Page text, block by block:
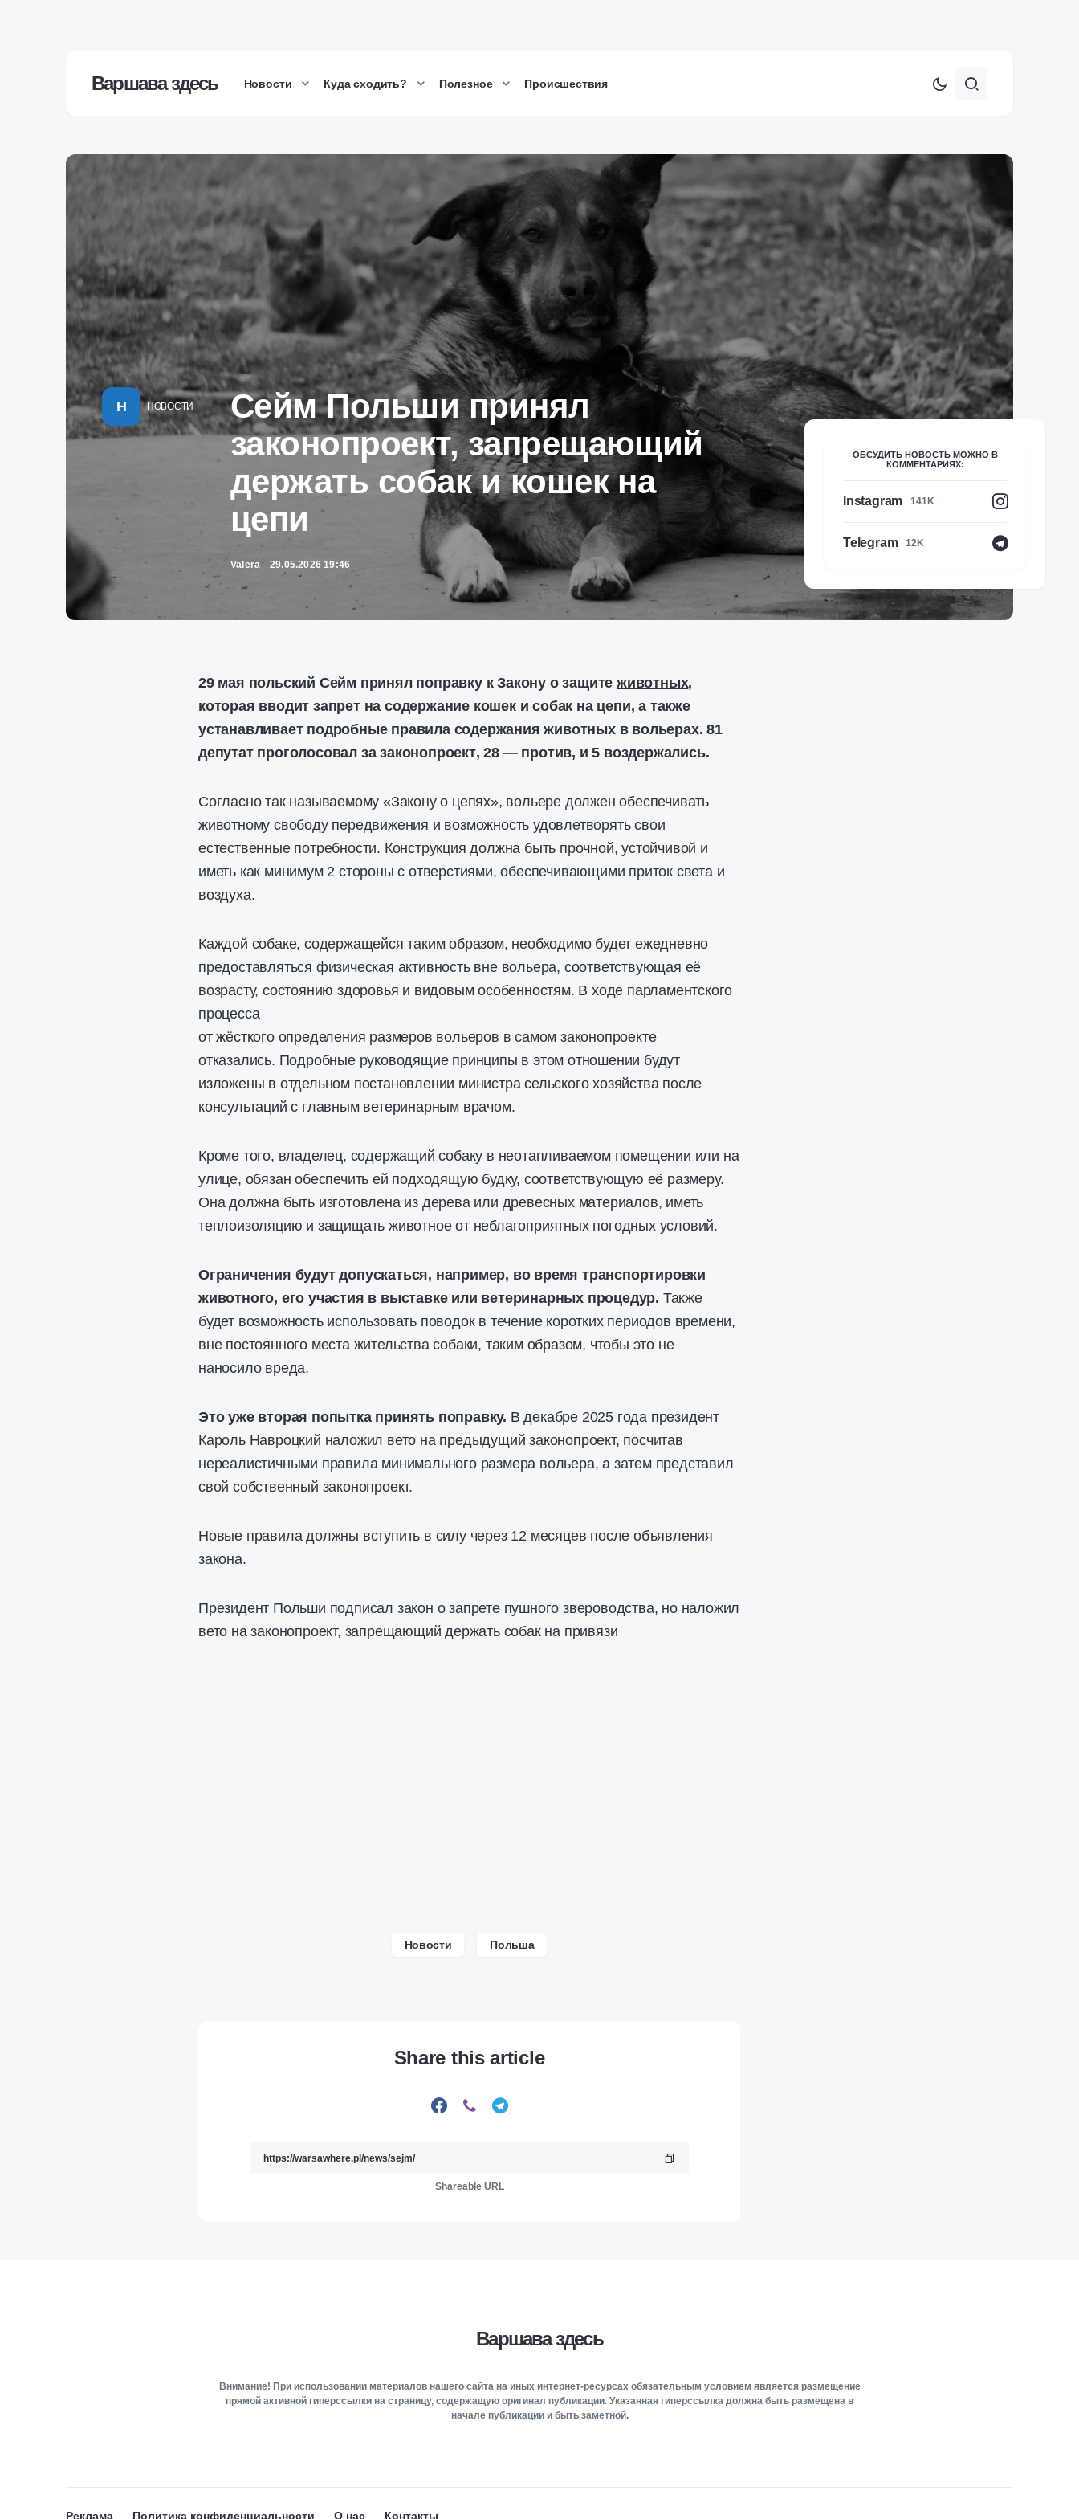
Варшава здесь Новости Куда сходить? Полезное Происшествия
Н НОВОСТИ
Сейм Польши принял
законопроект, запрещающий
держать собак и кошек на
цепи
Valera 29.05.2026 19:46
29 мая польский Сейм принял поправку к Закону о защите животных,
которая вводит запрет на содержание кошек и собак на цепи, а также
устанавливает подробные правила содержания животных в вольерах. 81
депутат проголосовал зазаконопроект, 28 — против, и 5 воздержались.
Согласно так называемому «Закону о цепях», вольере должен обеспечивать
животному свободу передвижения и возможность удовлетворять свои
естественные потребности. Конструкция должна быть прочной, устойчивой и
иметь как минимум 2 стороны с отверстиями, обеспечивающими приток света и
воздуха.
Каждой собаке, содержащейся таким образом, необходимо будет ежедневно
предоставляться физическая активность вне вольера, соответствующая её
возрасту, состоянию здоровья и видовым особенностям. В ходе парламентского
процесса
от жёсткого определения размеров вольеров в самом законопроекте
отказались. Подробные руководящие принципы в этом отношении будут
изложены в отдельном постановлении министра сельского хозяйства после
консультаций с главным ветеринарным врачом.
Кроме того, владелец, содержащий собаку в неотапливаемом помещении или на
улице, обязан обеспечить ей подходящую будку, соответствующую её размеру.
Она должна быть изготовлена из дерева или древесных материалов, иметь
теплоизоляцию и защищать животное от неблагоприятных погодных условий.
Ограничения будут допускаться, например, во время транспортировки
животного, его участия в выставке или ветеринарных процедур. Также
будет возможность использовать поводок в течение коротких периодов времени,
вне постоянного места жительства собаки, таким образом, чтобы это не
наносило вреда.
Это уже вторая попытка принять поправку. В декабре 2025 года президент
Кароль Навроцкий наложил вето на предыдущий законопроект, посчитав
нереалистичными правила минимального размера вольера, а затем представил
свой собственный законопроект.
Новые правила должны вступить в силу через 12 месяцев после объявления
закона.
Президент Польши подписал закон о запрете пушного звероводства, но наложил
вето на законопроект, запрещающий держать собак на привязи
Новости Польша
Share this article
Shareable URL
ОБСУДИТЬ НОВОСТЬ МОЖНО В
КОММЕНТАРИЯХ:
Instagram 141K
Telegram 12K
Варшава здесь
Внимание! При использовании материалов нашего сайта на иных интернет-ресурсах обязательным условием является размещение
прямой активной гиперссылки на страницу, содержащую оригинал публикации. Указанная гиперссылка должна быть размещена в
начале публикации и быть заметной.
Реклама Политика конфиденциальности О нас Контакты